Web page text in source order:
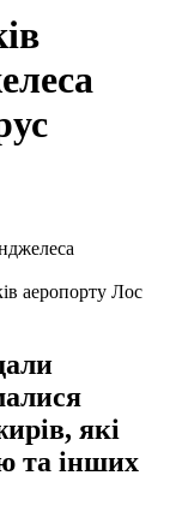
аеропорту Лос
які
та інших